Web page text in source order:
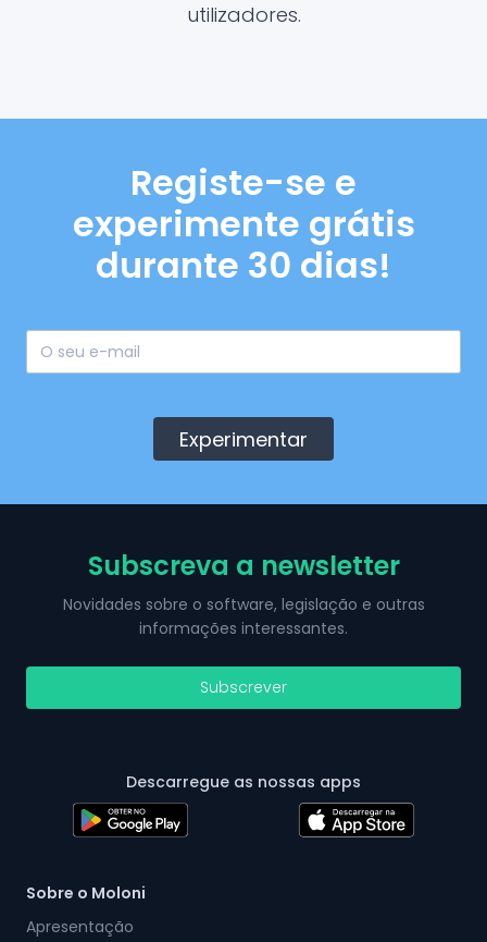
utilizadores.
Registe-se e
experimente grátis
durante 30 dias!
Experimentar
Subscreva a newsletter
Novidades sobre o software, legislação e outras
informações interessantes.
Subscrever
Descarregue as nossas apps
Sobre o Moloni
Apresentação